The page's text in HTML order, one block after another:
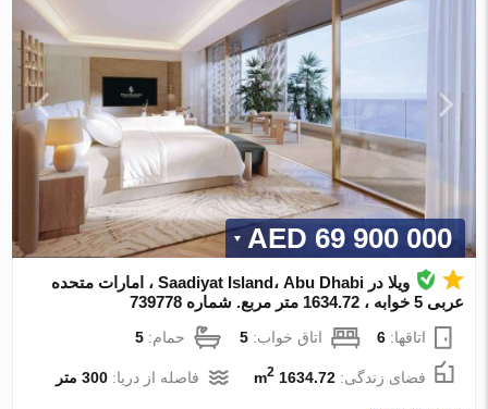
69 900 000 AED
ویلا در Saadiyat Island، Abu Dhabi ، امارات متحده
عربی 5 خوابه ، 1634.72 متر مربع. شماره 739778
اتاقها:6 اتاق خواب:5 حمام:5
فضای زندگی:1634.72 m
2 فاصله از دریا:300 متر